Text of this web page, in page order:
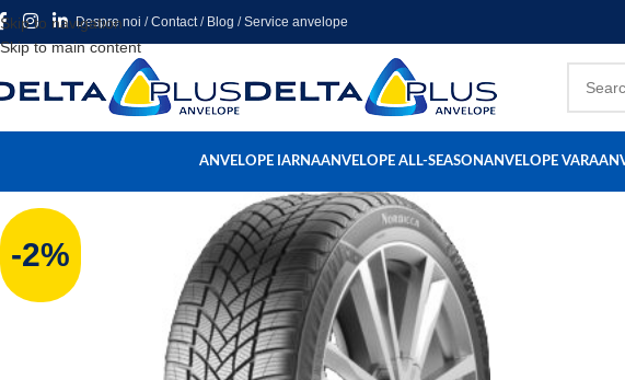
Skip to navigation
Skip to main content
Despre noi /Contact/ Blog /Service anvelope
ANVELOPE IARNAANVELOPE ALL-SEASONANVELOPE VARA
-2%